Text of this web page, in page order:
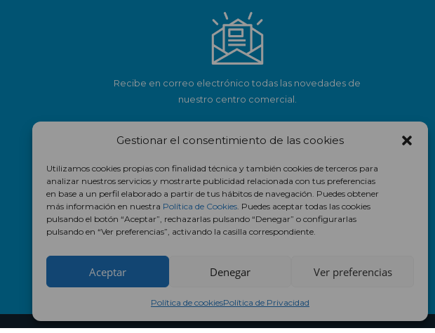
Gestionar el consentimiento de las cookies
Utilizamos cookies propias con finalidad técnica y también cookies de terceros para
analizar nuestros servicios y mostrarte publicidad relacionada con tus preferencias
en base a un perfil elaborado a partir de tus hábitos de navegación. Puedes obtener
más información en nuestra Política de Cookies. Puedes aceptar todas las cookies
pulsando el botón “Aceptar”, rechazarlas pulsando “Denegar” o configurarlas
pulsando en “Ver preferencias”, activando la casilla correspondiente.
Aceptar Denegar Ver preferencias
Política de cookiesPolítica de Privacidad
Recibe en correo electrónico todas las novedades de
nuestro centro comercial.